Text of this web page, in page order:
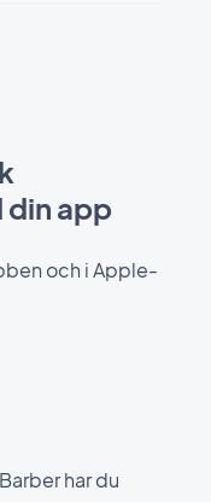
din app
och i Apple-
har du